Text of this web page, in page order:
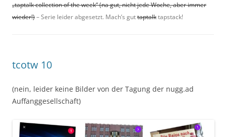
„taptalk collection of the week“ (na gut, nicht jede Woche, aber immer
wieder!)– Serie leider abgesetzt. Mach’s guttaptalktapstack!
tcotw 10
(nein, leider keine Bilder von der Tagung der nugg.ad
Auffanggesellschaft)